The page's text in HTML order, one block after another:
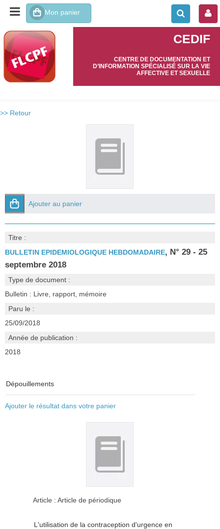
CEDIF
CENTRE DE DOCUMENTATION ET
D’INFORMATION SPÉCIALISÉ SUR LA VIE
AFFECTIVE ET SEXUELLE
>> Retour
Ajouter au panier
Titre :
BULLETIN EPIDEMIOLOGIQUE HEBDOMADAIRE, N° 29 - 25
septembre 2018
Type de document :
Bulletin : Livre, rapport, mémoire
Paru le :
25/09/2018
Année de publication :
2018
Dépouillements
Ajouter le résultat dans votre panier
Article : Article de périodique
L'utilisation de la contraception d'urgence en